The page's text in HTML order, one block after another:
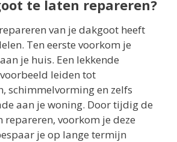
te laten repareren?
van je dakgoot heeft
Ten eerste voorkom je
je huis. Een lekkende
leiden tot
schimmelvorming en zelfs
aan je woning. Door tijdig de
repareren, voorkom je deze
je op lange termijn